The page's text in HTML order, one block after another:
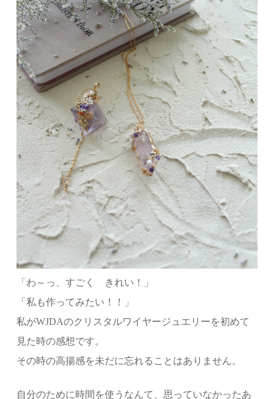
「わ～っ、すごく きれい！」
「私も作ってみたい！！」
私がWJDAのクリスタルワイヤージュエリーを初めて
見た時の感想です。
その時の高揚感を未だに忘れることはありません。
自分のために時間を使うなんて、思っていなかったあ